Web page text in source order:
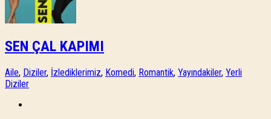
SEN ÇAL KAPIMI
Aile, Diziler, İzlediklerimiz, Komedi, Romantik, Yayındakiler, Yerli
Diziler